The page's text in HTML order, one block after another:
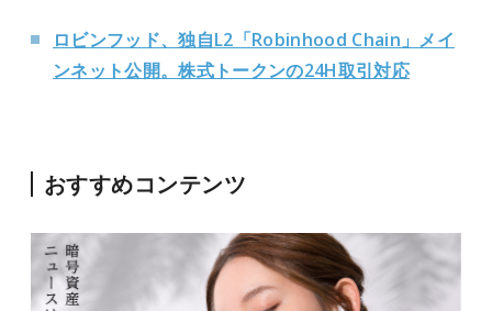
ロビンフッド、独自L2「Robinhood Chain」メイ
ンネット公開。株式トークンの24H取引対応
おすすめコンテンツ